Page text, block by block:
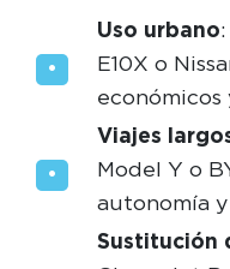
Uso urbano
E10X o
Viajes
Model Y o
autonomía
Sustitución